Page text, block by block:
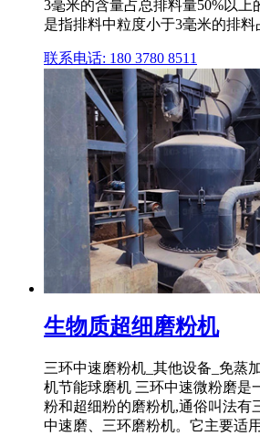
3毫米的含量占总排料量50%以上
是指排料中粒度小于3毫米的排料
联系电话: 180 3780 8511
生物质超细磨粉机
三环中速磨粉机_其他设备_免蒸
机节能球磨机 三环中速微粉磨是
粉和超细粉的磨粉机,通俗叫法有
中速磨、三环磨粉机。它主要适